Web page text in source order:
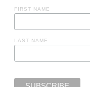
FIRST NAME
LAST NAME